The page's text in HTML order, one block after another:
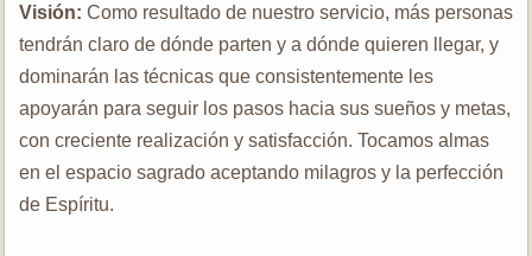
Visión: Como resultado de nuestro servicio, más personas
tendrán claro de dónde parten y a dónde quieren llegar, y
dominarán las técnicas que consistentemente les
apoyarán para seguir los pasos hacia sus sueños y metas,
con creciente realización y satisfacción. Tocamos almas
en el espacio sagrado aceptando milagros y la perfección
de Espíritu.